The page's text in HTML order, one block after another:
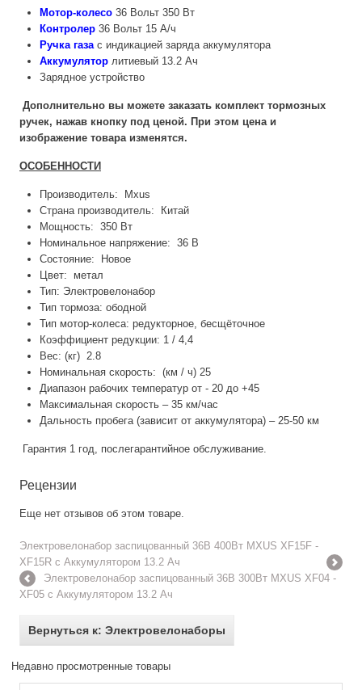
Мотор-колесо 36 Вольт 350 Вт
Контролер 36 Вольт 15 А/ч
Ручка газа с индикацией заряда аккумулятора
Аккумулятор литиевый 13.2 Ач
Зарядное устройство
Дополнительно вы можете заказать комплект тормозных
ручек, нажав кнопку под ценой. При этом цена и
изображение товара изменятся.
ОСОБЕННОСТИ
Производитель: Mxus
Страна производитель: Китай
Мощность: 350 Вт
Номинальное напряжение: 36 В
Состояние: Новое
Цвет: метал
Тип: Электровелонабор
Тип тормоза: ободной
Тип мотор-колеса: редукторное, бесщёточное
Коэффициент редукции: 1 / 4,4
Вес: (кг) 2.8
Номинальная скорость: (км / ч) 25
Диапазон рабочих температур от - 20 до +45
Максимальная скорость – 35 км/час
Дальность пробега (зависит от аккумулятора) – 25-50 км
Гарантия 1 год, послегарантийное обслуживание.
Рецензии
Еще нет отзывов об этом товаре.
Электровелонабор заспицованный 36В 400Вт MXUS XF15F -
XF15R с Аккумулятором 13.2 Ач
Электровелонабор заспицованный 36В 300Вт MXUS XF04 -
XF05 с Аккумулятором 13.2 Ач
Вернуться к: Электровелонаборы
Недавно просмотренные товары